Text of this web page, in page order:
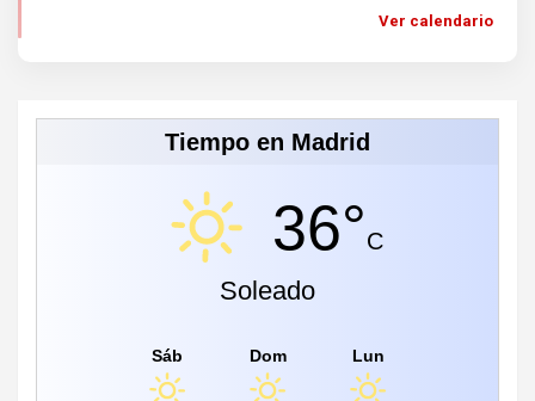
Ver calendario
Tiempo en Madrid
36°C
Soleado
Sáb Dom Lun